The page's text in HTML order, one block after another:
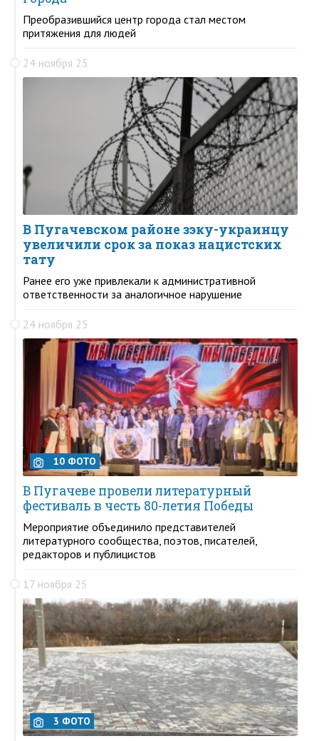
Преобразившийся центр города стал местом
притяжения для людей
24 ноября 25
В Пугачевском районе зэку-украинцу
увеличили срок за показ нацистских
тату
Ранее его уже привлекали к административной
ответственности за аналогичное нарушение
24 ноября 25
10 ФОТО
В Пугачеве провели литературный
фестиваль в честь 80-летия Победы
Мероприятие объединило представителей
литературного сообщества, поэтов, писателей,
редакторов и публицистов
17 ноября 25
3 ФОТО